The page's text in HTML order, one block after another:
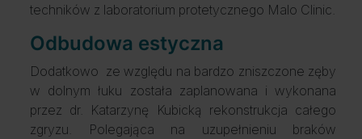
techników z laboratorium protetycznego Malo Clinic.
Odbudowa estyczna
Dodatkowo ze względu na bardzo zniszczone zęby
w dolnym łuku została zaplanowana i wykonana
przez dr. Katarzynę Kubicką rekonstrukcja całego
zgryzu. Polegająca na uzupełnieniu braków